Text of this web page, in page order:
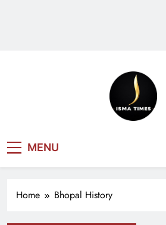
NEWS
MENU
Home Bhopal History